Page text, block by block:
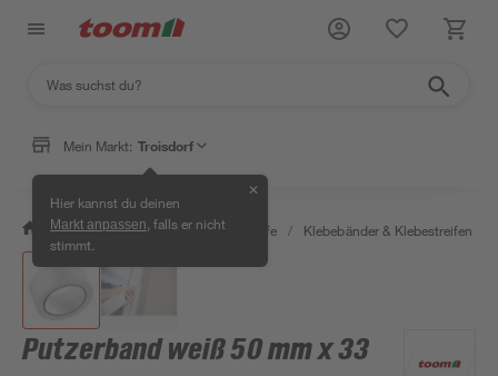
Mein Markt: Troisdorf
Hier kannst du deinen
Markt anpassen , falls er nicht
stimmt.
✕
/ Bauen & Renovieren / Klebstoffe / Klebebänder & Klebestreifen
Putzerband weiß 50 mm x 33